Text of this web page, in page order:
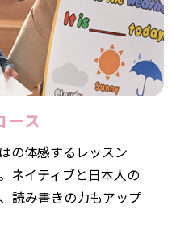
ース
の体感するレッスン
ネイティブと日本人の
読み書きの力もアップ